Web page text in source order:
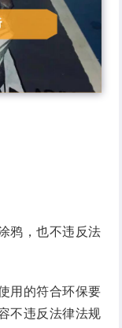
鸦，也不违反法
用的符合环保要
不违反法律法规